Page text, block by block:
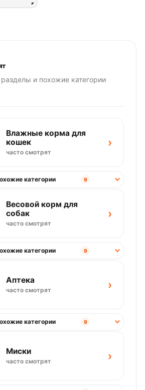
и похожие категории
Влажные корма для
кошек
часто смотрят
›
категории 9
Весовой корм для
собак
часто смотрят
›
категории 9
Аптека
часто смотрят ›
категории 9
Миски
часто смотрят ›